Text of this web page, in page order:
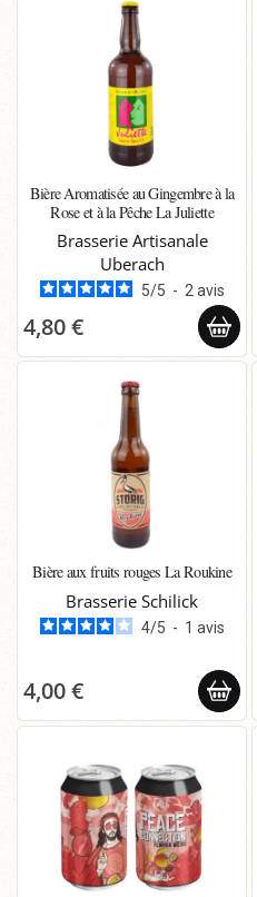
Bière Aromatisée au Gingembre à la
Rose et à la Pêche La Juliette
Brasserie Artisanale
Uberach
5/5 - 2 avis
4,80 €
Bière aux fruits rouges La Roukine
Brasserie Schilick
4/5 - 1 avis
4,00 €